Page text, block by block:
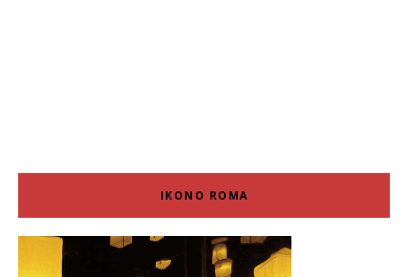
IKONO ROMA